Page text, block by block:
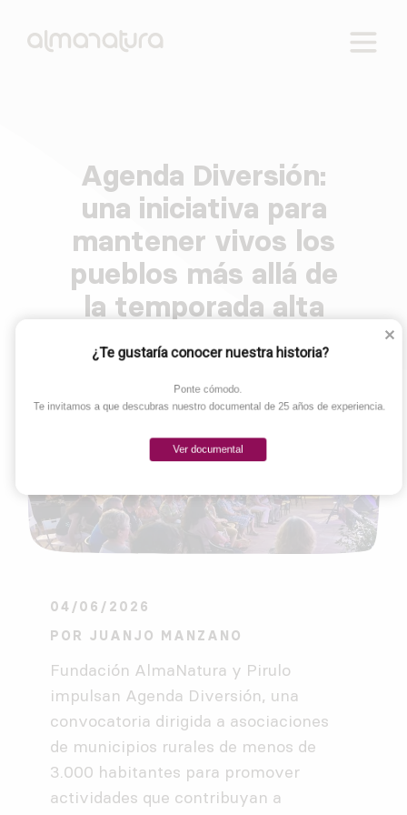
Skip
to
content
AlmaNatura
Reactivamos lo rural. Cuatro ejes de intervención:
empleo, educación, salud y tecnología.
Agenda Diversión:
una iniciativa para
mantener vivos los
pueblos más allá de
la temporada alta
04/06/2026
POR JUANJO MANZANO
Fundación AlmaNatura y Pirulo
impulsan Agenda Diversión, una
convocatoria dirigida a asociaciones
de municipios rurales de menos de
3.000 habitantes para promover
actividades que contribuyan a
¿Te gustaría conocer nuestra historia?
Ponte cómodo.
Te invitamos a que descubras nuestro documental de 25 años de experiencia.
Ver documental